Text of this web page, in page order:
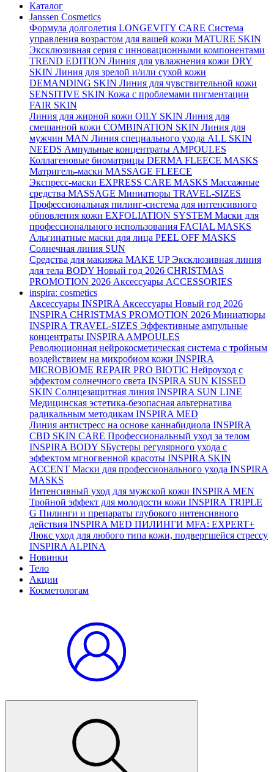
Каталог
Janssen Cosmetics
Формула долголетия LONGEVITY CARE Система
управления возрастом для вашей кожи MATURE SKIN
Эксклюзивная серия с инновационными компонентами
TREND EDITION Линия для увлажнения кожи DRY
SKIN Линия для зрелой и/или сухой кожи
DEMANDING SKIN Линия для чувствительной кожи
SENSITIVE SKIN Кожа с проблемами пигментации
FAIR SKIN
Линия для жирной кожи OILY SKIN Линия для
смешанной кожи COMBINATION SKIN Линия для
мужчин MAN Линия специального ухода ALL SKIN
NEEDS Ампульные концентраты AMPOULES
Коллагеновые биоматрицы DERMA FLEECE MASKS
Матригель-маски MASSAGE FLEECE
Экспресс-маски EXPRESS CARE MASKS Массажные
средства MASSAGE Миниатюры TRAVEL-SIZES
Профессиональная пилинг-система для интенсивного
обновления кожи EXFOLIATION SYSTEM Маски для
профессионального использования FACIAL MASKS
Альгинатные маски для лица PEEL OFF MASKS
Солнечная линия SUN
Средства для макияжа MAKE UP Эксклюзивная линия
для тела BODY Новый год 2026 CHRISTMAS
PROMOTION 2026 Аксессуары ACCESSORIES
inspira: cosmetics
Аксессуары INSPIRA Аксессуары Новый год 2026
INSPIRA CHRISTMAS PROMOTION 2026 Миниатюры
INSPIRA TRAVEL-SIZES Эффективные ампульные
концентраты INSPIRA AMPOULES
Революционная нейрокосметическая система с тройным
воздействием на микробиом кожи INSPIRA
MICROBIOME REPAIR PRO BIOTIC Нейроуход с
эффектом солнечного света INSPIRA SUN KISSED
SKIN Солнцезащитная линия INSPIRA SUN LINE
Медицинская эстетика-безопасная альтернатива
радикальным методикам INSPIRA MED
Линия антистресс на основе каннабидиола INSPIRA
CBD SKIN CARE Профессиональный уход за телом
INSPIRA BODY SБустеры регулярного ухода с
эффектом мгногвенной красоты INSPIRA SKIN
ACCENT Маски для профессионального ухода INSPIRA
MASKS
Интенсивный уход для мужской кожи INSPIRA MEN
Тройной эффект для молодости кожи INSPIRA TRIPLE
G Пилинги и препараты глубокого интенсивного
действия INSPIRA MED ПИЛИНГИ MFA: EXPERT+
Люкс уход для любого типа кожи, подвергшейся стрессу
INSPIRA ALPINA
Новинки
Тело
Акции
Косметологам